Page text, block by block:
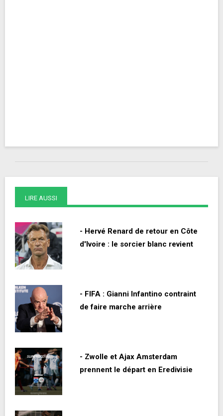
LIRE AUSSI
- Hervé Renard de retour en Côte
d'Ivoire : le sorcier blanc revient
- FIFA : Gianni Infantino contraint
de faire marche arrière
- Zwolle et Ajax Amsterdam
prennent le départ en Eredivisie